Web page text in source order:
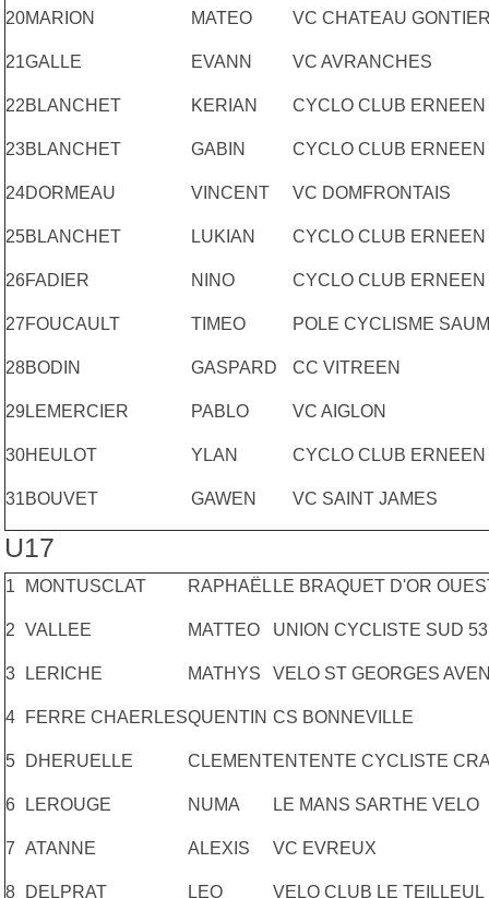
20MARION MATEO VC CHATEAU
21GALLE EVANN VC AVRANCHES
22BLANCHET KERIAN CYCLO CLUB ERNEEN
23BLANCHET GABIN CYCLO CLUB ERNEEN
24DORMEAU VINCENT VC DOMFRONTAIS
25BLANCHET LUKIAN CYCLO CLUB ERNEEN
26FADIER NINO CYCLO CLUB ERNEEN
27FOUCAULT TIMEO POLE CYCLISME
28BODIN GASPARD CC VITREEN
29 LEMERCIER PABLO VC AIGLON
30HEULOT YLAN CYCLO CLUB ERNEEN
31BOUVET GAWEN VC SAINT JAMES
U17
1 MONTUSCLAT RAPHAËL LE BRAQUET D'OR
2 VALLEE MATTEO UNION CYCLISTE SUD 53
3 LERICHE MATHYS VELO ST GEORGES
4 FERRE CHAERLESQUENTIN CS BONNEVILLE
5 DHERUELLE CLEMENTENTENTE CYCLISTE
6 LEROUGE NUMA LE MANS SARTHE VELO
7 ATANNE ALEXIS VC EVREUX
8 DELPRAT LEO VELO CLUB LE TEILLEUL